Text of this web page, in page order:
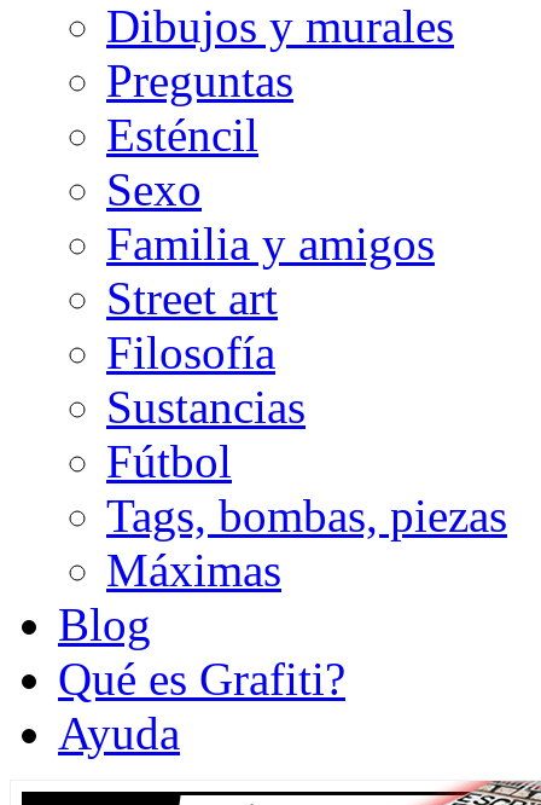
Dibujos y murales
Preguntas
Esténcil
Sexo
Familia y amigos
Street art
Filosofía
Sustancias
Fútbol
Tags, bombas, piezas
Máximas
Blog
Qué es Grafiti?
Ayuda